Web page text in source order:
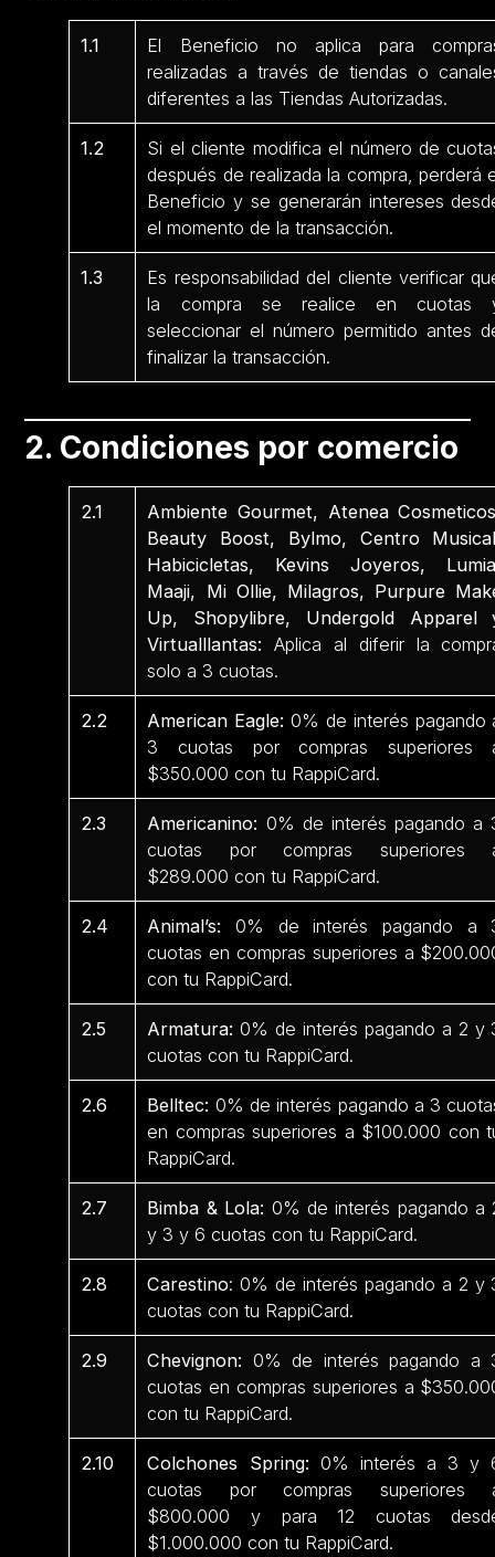
1.1
El Beneficio no aplica para
realizadas a través de tiendas o
diferentes a las Tiendas Autorizadas.
1.2
Si el cliente modifica el número de
después de realizada la compra, perderá
Beneficio y se generarán intereses
el momento de la transacción.
1.3
Es responsabilidad del cliente verificar
la compra se realice en cuotas
seleccionar el número permitido antes
finalizar la transacción.
2. Condiciones por comercio
2.1
Ambiente Gourmet, Atenea
Beauty Boost, Bylmo, Centro
Habicicletas, Kevins Joyeros,
Maaji, Mi Ollie, Milagros, Purpure
Up, Shopylibre, Undergold Apparel
Virtualllantas: Aplica al diferir la
solo a 3 cuotas.
2.2 American Eagle:0% de interés pagando
3 cuotas por compras superiores
$350.000 con tu RappiCard.
2.3 Americanino: 0% de interés pagando a
cuotas por compras superiores
$289.000 con tu RappiCard.
2.4 Animal’s:0% de interés pagando a
cuotas en compras superiores a
con tu RappiCard.
2.5 Armatura: 0% de interés pagando a 2 y
cuotas con tu RappiCard.
2.6 Belltec: 0% de interés pagando a 3
en compras superiores a $100.000 con
RappiCard.
2.7 Bimba & Lola: 0% de interés pagando a
y 3 y 6 cuotas con tu RappiCard.
2.8 Carestino: 0% de interés pagando a 2 y
cuotas con tu RappiCard.
2.9 Chevignon: 0% de interés pagando a
cuotas en compras superiores a
con tu RappiCard.
2.10 Colchones Spring: 0% interés a 3 y
cuotas por compras superiores
$800.000 y para 12 cuotas
$1.000.000 con tu RappiCard.